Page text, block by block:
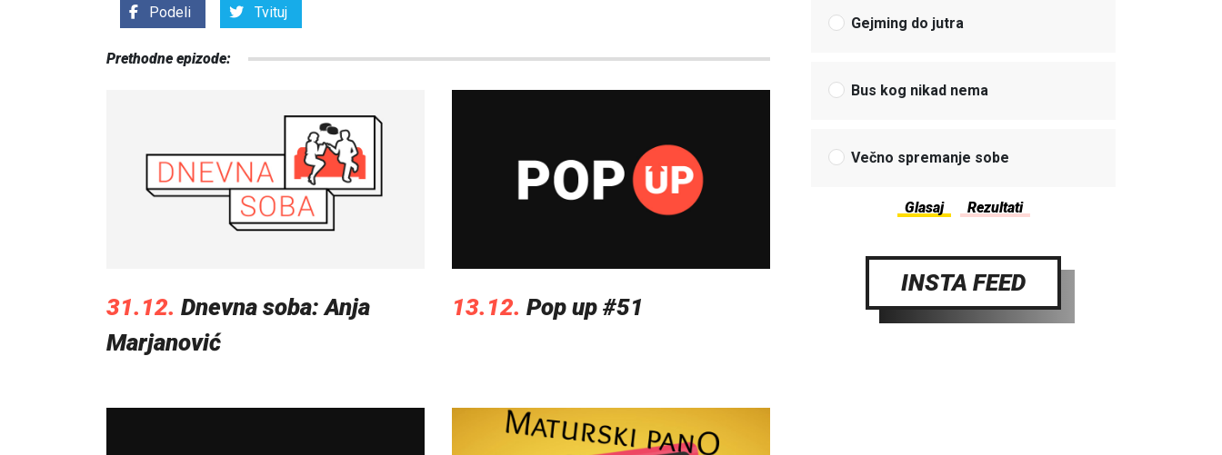
Podeli Tvituj
Prethodne epizode:
31.12. Dnevna soba: Anja
Marjanović
13.12. Pop up #51
Gejming do jutra
Bus kog nikad nema
Večno spremanje sobe
INSTA FEED